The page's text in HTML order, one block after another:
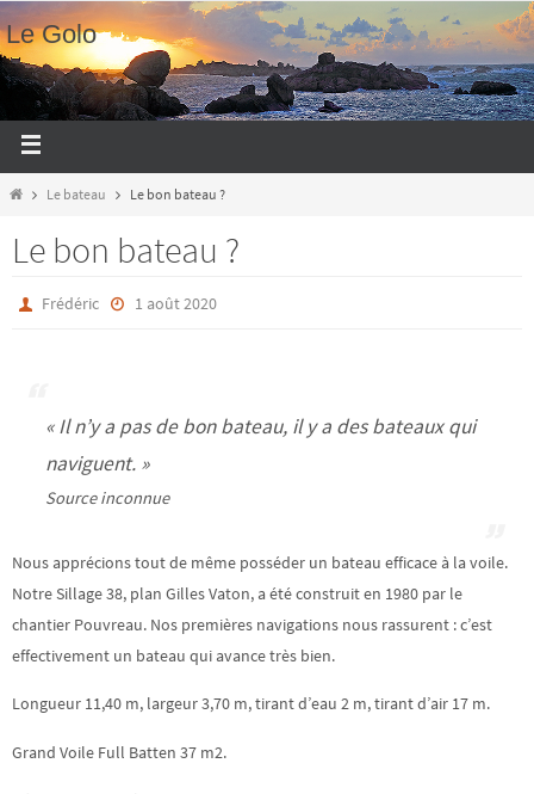
Le Golo
Le bateau Le bon bateau ?
Le bon bateau ?
Frédéric 1 août 2020
« Il n’y a pas de bon bateau, il y a des bateaux qui
naviguent. »
Source inconnue
Nous apprécions tout de même posséder un bateau efficace à la voile.
Notre Sillage 38, plan Gilles Vaton, a été construit en 1980 par le
chantier Pouvreau. Nos premières navigations nous rassurent : c’est
effectivement un bateau qui avance très bien.
Longueur 11,40 m, largeur 3,70 m, tirant d’eau 2 m, tirant d’air 17 m.
Grand Voile Full Batten 37 m2.